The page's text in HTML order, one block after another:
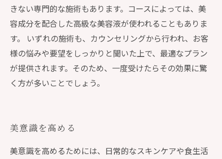
きない専門的な施術もあります。コースによっては、美
容成分を配合した高級な美容液が使われることもありま
す。 いずれの施術も、カウンセリングから行われ、お客
様の悩みや要望をしっかりと聞いた上で、最適なプラン
が提供されます。そのため、一度受けたらその効果に驚
く方が多いことでしょう。
美意識を高める
美意識を高めるためには、日常的なスキンケアや食生活